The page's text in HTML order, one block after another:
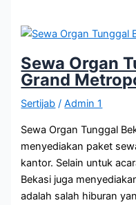
Sewa Organ
Grand
Sertijab /Admin 1
Sewa Organ Tunggal
menyediakan paket
kantor. Selain untuk
Bekasi juga
adalah salah hiburan